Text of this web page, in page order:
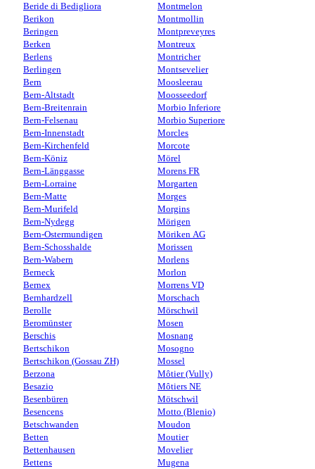
Beride di Bedigliora
Berikon
Beringen
Berken
Berlens
Berlingen
Bern
Bern-Altstadt
Bern-Breitenrain
Bern-Felsenau
Bern-Innenstadt
Bern-Kirchenfeld
Bern-Köniz
Bern-Länggasse
Bern-Lorraine
Bern-Matte
Bern-Murifeld
Bern-Nydegg
Bern-Ostermundigen
Bern-Schosshalde
Bern-Wabern
Berneck
Bernex
Bernhardzell
Berolle
Beromünster
Berschis
Bertschikon
Bertschikon (Gossau ZH)
Berzona
Besazio
Besenbüren
Besencens
Betschwanden
Betten
Bettenhausen
Bettens
Montmelon
Montmollin
Montpreveyres
Montreux
Montricher
Montsevelier
Moosleerau
Moosseedorf
Morbio Inferiore
Morbio Superiore
Morcles
Morcote
Mörel
Morens FR
Morgarten
Morges
Morgins
Mörigen
Möriken AG
Morissen
Morlens
Morlon
Morrens VD
Morschach
Mörschwil
Mosen
Mosnang
Mosogno
Mossel
Môtier (Vully)
Môtiers NE
Mötschwil
Motto (Blenio)
Moudon
Moutier
Movelier
Mugena